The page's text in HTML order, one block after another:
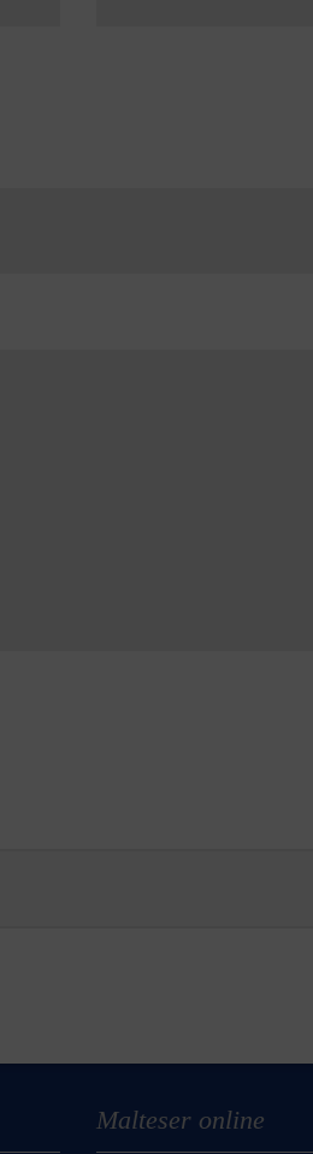
Malteser online